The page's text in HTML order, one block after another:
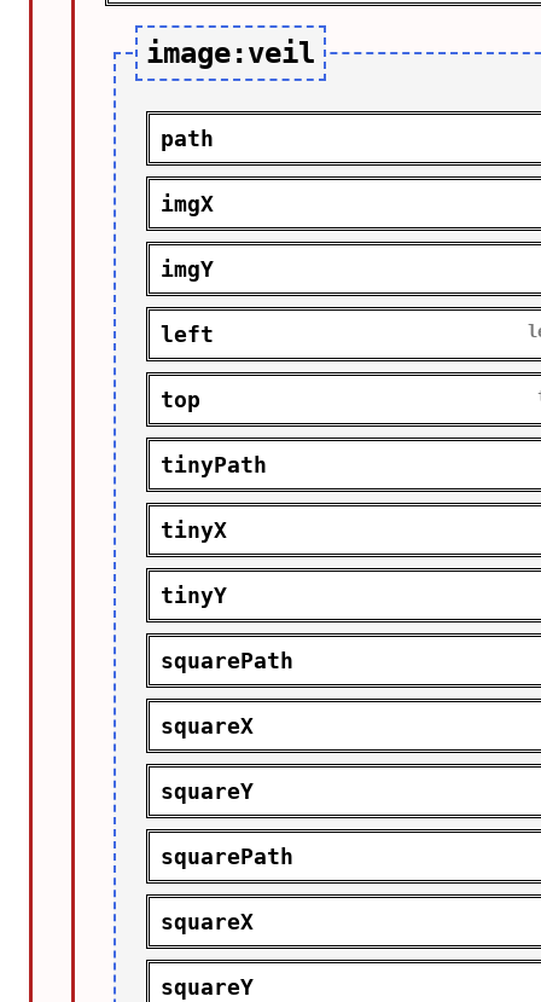
image:veil
path
imgX
imgY
left
top
tinyPath
tinyX
tinyY
squarePath
squareX
squareY
squarePath
squareX
squareY